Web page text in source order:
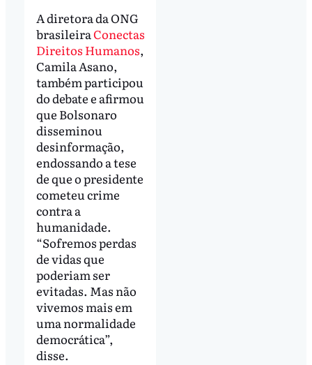
A diretora da ONG
brasileiraConectas
Direitos Humanos,
Camila Asano,
também participou
do debate e afirmou
que Bolsonaro
disseminou
desinformação,
endossando a tese
de que o presidente
cometeu crime
contra a
humanidade.
“Sofremos perdas
de vidas que
poderiam ser
evitadas. Mas não
vivemos mais em
uma normalidade
democrática”,
disse.